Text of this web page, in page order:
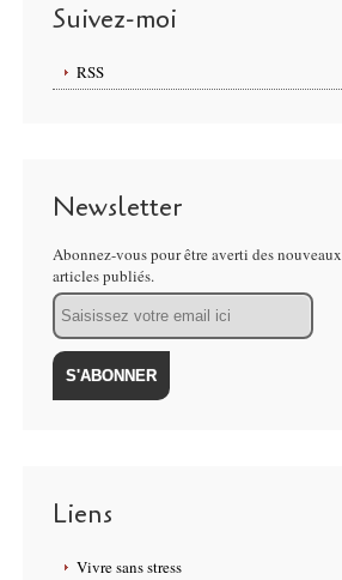
Suivez-moi
RSS
Newsletter
Abonnez-vous pour être averti des nouveaux
articles publiés.
Email
Liens
Vivre sans stress